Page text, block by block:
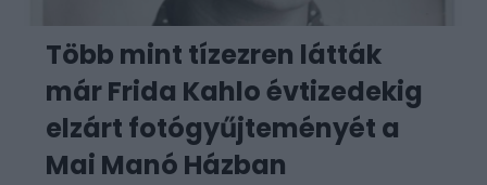
Több mint tízezren látták
már Frida Kahlo évtizedekig
elzárt fotógyűjteményét a
Mai Manó Házban